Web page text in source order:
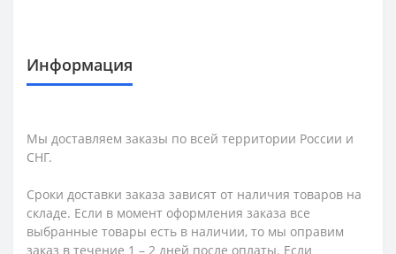
Информация
Мы доставляем заказы по всей территории России и
СНГ.
Сроки доставки заказа зависят от наличия товаров на
складе. Если в момент оформления заказа все
выбранные товары есть в наличии, то мы оправим
заказ в течение 1 – 2 дней после оплаты. Если